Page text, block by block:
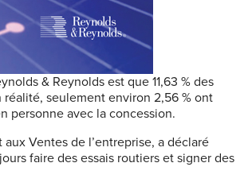
& Reynolds est que 11,63 % des
réalité, seulement environ 2,56 % ont
personne avec la concession.
Ventes de l’entreprise, a déclaré
faire des essais routiers et signer des